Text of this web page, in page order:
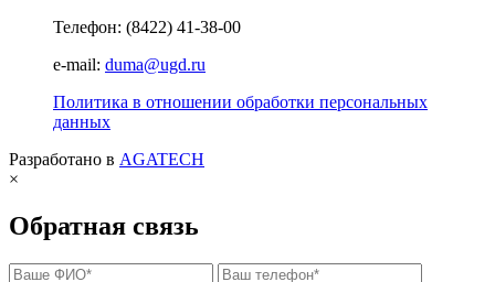
Телефон: (8422) 41-38-00
e-mail: duma@ugd.ru
Политика в отношении обработки персональных
данных
Разработано в AGATECH
×
Обратная связь